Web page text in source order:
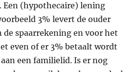
(hypothecaire) lening
3% levert de ouder
de spaarrekening en voor het
even of er 3% betaalt wordt
een familielid. Is er nog